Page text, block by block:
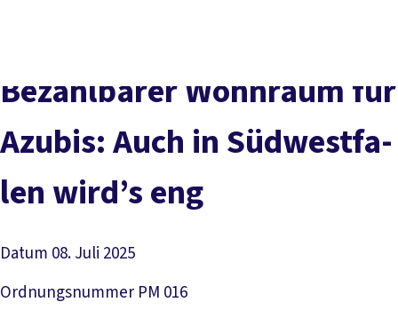
Politik in NRW
Service
Mitmachen
Be­zahl­ba­rer Wohn­raum für
Azu­bis: Auch in Süd­west­fa­
len wird’s eng
Datum 08. Juli 2025
Ordnungsnummer PM 016